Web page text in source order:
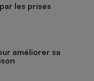
les prises
améliorer sa